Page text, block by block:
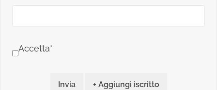
Accetta*
Invia + Aggiungi iscritto